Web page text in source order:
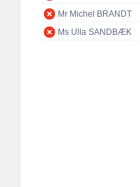
Mr Michel BRANDT
Ms Ulla SANDBÆK